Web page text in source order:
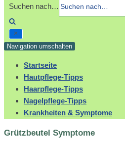
Suchen nach…
Navigation umschalten
Startseite
Hautpflege-Tipps
Haarpflege-Tipps
Nagelpflege-Tipps
Krankheiten & Symptome
Grützbeutel Symptome